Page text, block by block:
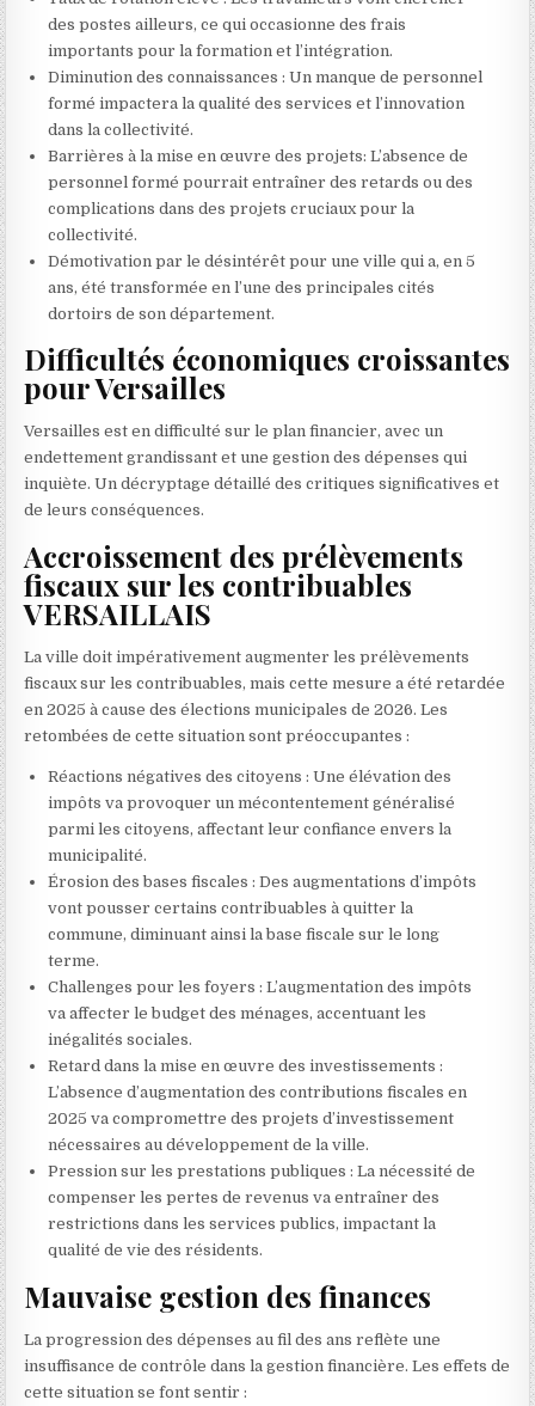
des postes ailleurs, ce qui occasionne des frais
importants pour la formation et l’intégration.
Diminution des connaissances : Un manque de personnel
formé impactera la qualité des services et l’innovation
dans la collectivité.
Barrières à la mise en œuvre des projets: L’absence de
personnel formé pourrait entraîner des retards ou des
complications dans des projets cruciaux pour la
collectivité.
Démotivation par le désintérêt pour une ville qui a, en 5
ans, été transformée en l’une des principales cités
dortoirs de son département.
Difficultés économiques croissantes
pour Versailles
Versailles est en difficulté sur le plan financier, avec un
endettement grandissant et une gestion des dépenses qui
inquiète. Un décryptage détaillé des critiques significatives et
de leurs conséquences.
Accroissement des prélèvements
fiscaux sur les contribuables
VERSAILLAIS
La ville doit impérativement augmenter les prélèvements
fiscaux sur les contribuables, mais cette mesure a été retardée
en 2025 à cause des élections municipales de 2026. Les
retombées de cette situation sont préoccupantes :
Réactions négatives des citoyens : Une élévation des
impôts va provoquer un mécontentement généralisé
parmi les citoyens, affectant leur confiance envers la
municipalité.
Érosion des bases fiscales : Des augmentations d’impôts
vont pousser certains contribuables à quitter la
commune, diminuant ainsi la base fiscale sur le long
terme.
Challenges pour les foyers : L’augmentation des impôts
va affecter le budget des ménages, accentuant les
inégalités sociales.
Retard dans la mise en œuvre des investissements :
L’absence d’augmentation des contributions fiscales en
2025 va compromettre des projets d’investissement
nécessaires au développement de la ville.
Pression sur les prestations publiques : La nécessité de
compenser les pertes de revenus va entraîner des
restrictions dans les services publics, impactant la
qualité de vie des résidents.
Mauvaise gestion des finances
La progression des dépenses au fil des ans reflète une
insuffisance de contrôle dans la gestion financière. Les effets de
cette situation se font sentir :